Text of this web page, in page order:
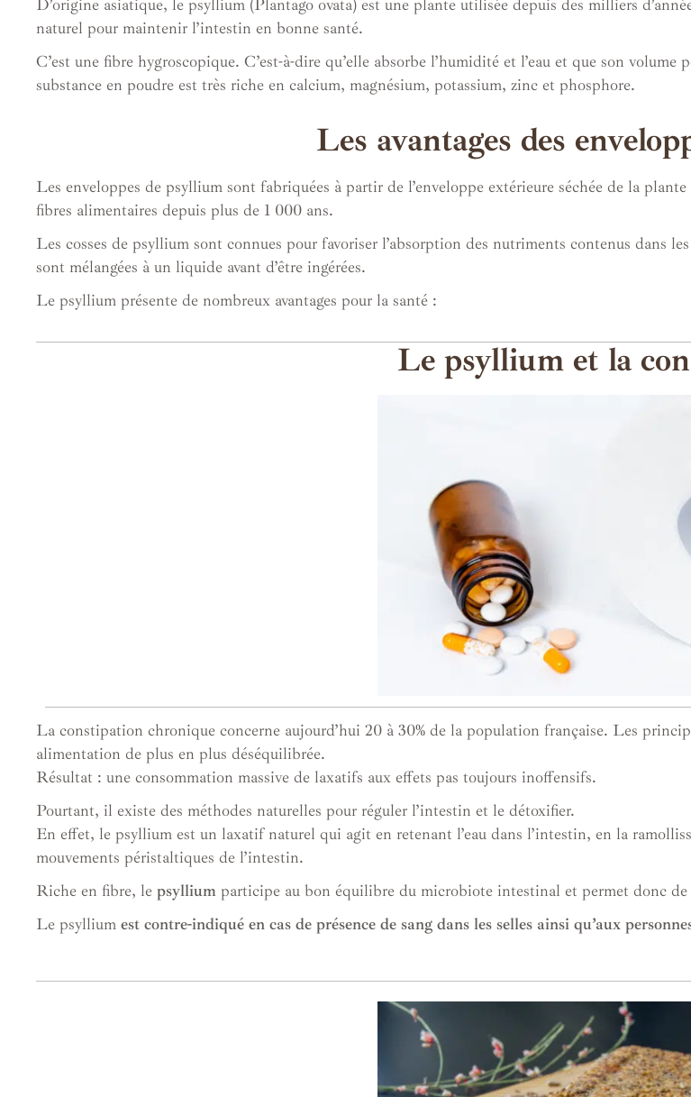
D’origine asiatique, le psyllium (Plantago ovata) est une plante utilisée depuis des milliers
naturel pour maintenir l’intestin en bonne santé.
C’est une fibre hygroscopique. C’est-à-dire qu’elle absorbe l’humidité et l’eau et que son
substance en poudre est très riche en calcium, magnésium, potassium, zinc et phosphore.
Les avantages des
Les enveloppes de psyllium sont fabriquées à partir de l’enveloppe extérieure séchée de la
fibres alimentaires depuis plus de 1 000 ans.
Les cosses de psyllium sont connues pour favoriser l’absorption des nutriments contenus dans
sont mélangées à un liquide avant d’être ingérées.
Le psyllium présente de nombreux avantages pour la santé :
Le psyllium et la
La constipation chronique concerne aujourd’hui 20 à 30% de la population française. Les
alimentation de plus en plus déséquilibrée.
Résultat : une consommation massive de laxatifs aux effets pas toujours inoffensifs.
Pourtant, il existe des méthodes naturelles pour réguler l’intestin et le détoxifier.
En effet, le psyllium est un laxatif naturel qui agit en retenant l’eau dans l’intestin, en la
mouvements péristaltiques de l’intestin.
Riche en fibre, le psyllium participe au bon équilibre du microbiote intestinal et permet donc
Le psyllium est contre-indiqué en cas de présence de sang dans les selles ainsi qu’aux